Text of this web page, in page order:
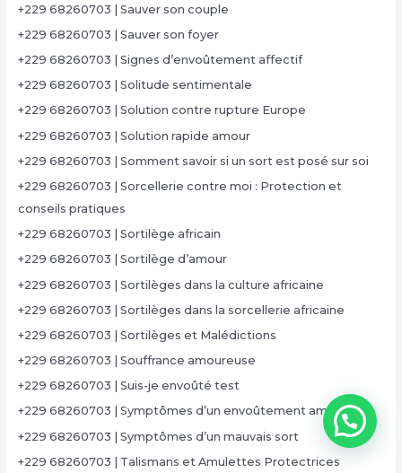
+229 68260703 | Sauver son couple
+229 68260703 | Sauver son foyer
+229 68260703 | Signes d’envoûtement affectif
+229 68260703 | Solitude sentimentale
+229 68260703 | Solution contre rupture Europe
+229 68260703 | Solution rapide amour
+229 68260703 | Somment savoir si un sort est posé sur soi
+229 68260703 | Sorcellerie contre moi : Protection et
conseils pratiques
+229 68260703 | Sortilège africain
+229 68260703 | Sortilège d’amour
+229 68260703 | Sortilèges dans la culture africaine
+229 68260703 | Sortilèges dans la sorcellerie africaine
+229 68260703 | Sortilèges et Malédictions
+229 68260703 | Souffrance amoureuse
+229 68260703 | Suis-je envoûté test
+229 68260703 | Symptômes d’un envoûtement amoureux
+229 68260703 | Symptômes d’un mauvais sort
+229 68260703 | Talismans et Amulettes Protectrices